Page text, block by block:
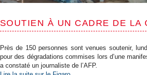
SOUTIEN À UN CADRE DE LA
Près de 150 personnes sont venues soutenir,
pour des dégradations commises lors d’une
a constaté un journaliste de l’AFP.